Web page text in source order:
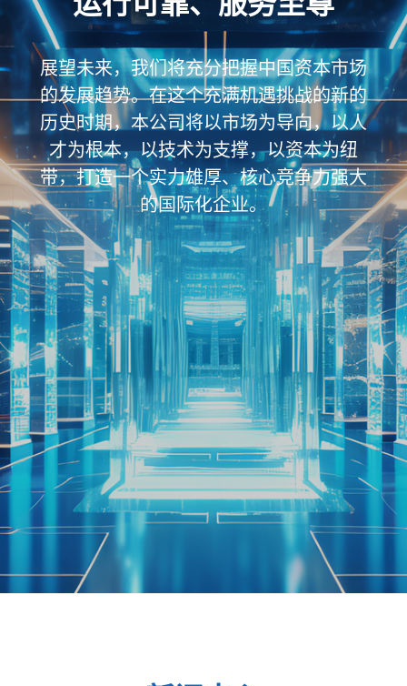
展望未来，我们将充分把握中国资本市场
的发展趋势。在这个充满机遇挑战的新的
历史时期，本公司将以市场为导向，以人
才为根本，以技术为支撑，以资本为纽
带，打造一个实力雄厚、核心竞争力强大
的国际化企业。